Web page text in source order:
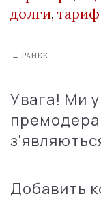
долги, тариф
← РАНЕЕ
Увага! Ми
Добавить